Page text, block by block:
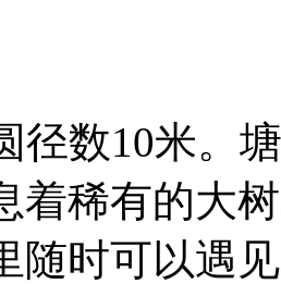
数10米。
着稀有的大
随时可以遇